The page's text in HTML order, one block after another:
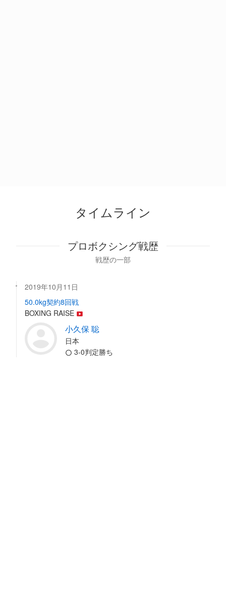
タイムライン
プロボクシング戦歴
戦歴の一部
2019年10月11日
50.0kg契約8回戦
BOXING RAISE
小久保 聡
日本
3-0判定勝ち